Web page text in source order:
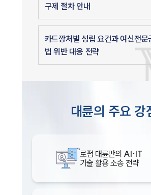
구제 절차 안내
카드깡처벌 성립 요건과 여신전문
법 위반 대응 전략
대륜의 주요 강
로펌 대륜만의 AI·IT
기술 활용 소송 전략